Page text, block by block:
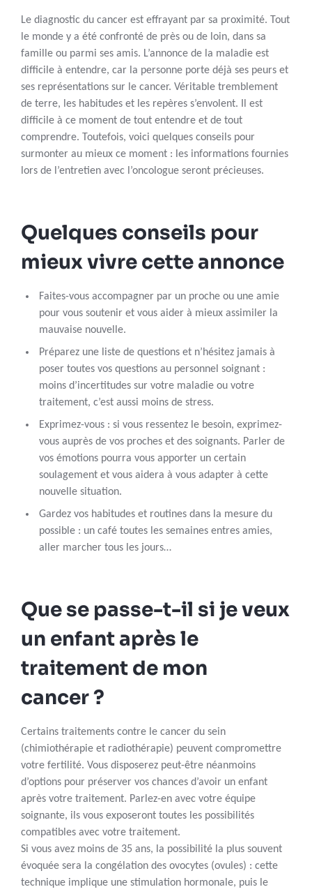
Le diagnostic du cancer est effrayant par sa proximité. Tout
le monde y a été confronté de près ou de loin, dans sa
famille ou parmi ses amis. L’annonce de la maladie est
difficile à entendre, car la personne porte déjà ses peurs et
ses représentations sur le cancer. Véritable tremblement
de terre, les habitudes et les repères s’envolent. Il est
difficile à ce moment de tout entendre et de tout
comprendre. Toutefois, voici quelques conseils pour
surmonter au mieux ce moment : les informations fournies
lors de l’entretien avec l’oncologue seront précieuses.
Quelques conseils pour
mieux vivre cette annonce
Faites-vous accompagner par un proche ou une amie
pour vous soutenir et vous aider à mieux assimiler la
mauvaise nouvelle.
Préparez une liste de questions et n’hésitez jamais à
poser toutes vos questions au personnel soignant :
moins d’incertitudes sur votre maladie ou votre
traitement, c’est aussi moins de stress.
Exprimez-vous : si vous ressentez le besoin, exprimez-
vous auprès de vos proches et des soignants. Parler de
vos émotions pourra vous apporter un certain
soulagement et vous aidera à vous adapter à cette
nouvelle situation.
Gardez vos habitudes et routines dans la mesure du
possible : un café toutes les semaines entres amies,
aller marcher tous les jours…
Que se passe-t-il si je veux
un enfant après le
traitement de mon
cancer ?
Certains traitements contre le cancer du sein
(chimiothérapie et radiothérapie) peuvent compromettre
votre fertilité. Vous disposerez peut-être néanmoins
d’options pour préserver vos chances d’avoir un enfant
après votre traitement. Parlez-en avec votre équipe
soignante, ils vous exposeront toutes les possibilités
compatibles avec votre traitement.
Si vous avez moins de 35 ans, la possibilité la plus souvent
évoquée sera la congélation des ovocytes (ovules) : cette
technique implique une stimulation hormonale, puis le